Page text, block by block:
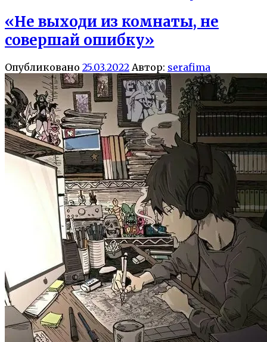
«Не выходи из комнаты, не
совершай ошибку»
Опубликовано 25.03.2022 Автор: serafima